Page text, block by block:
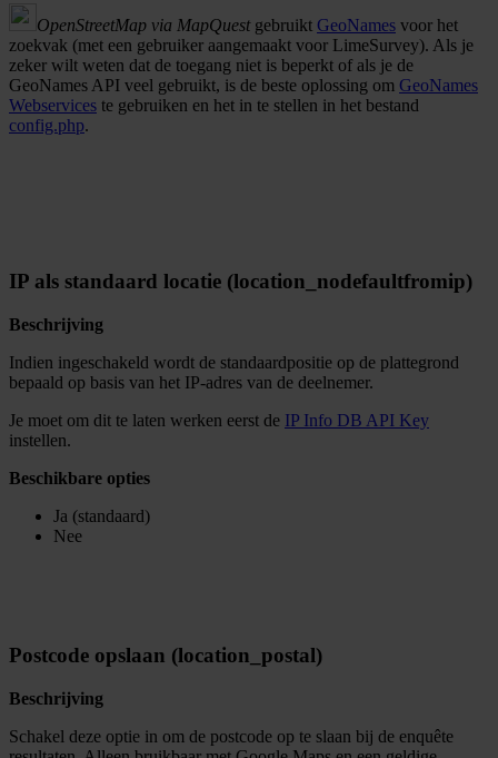
OpenStreetMap via MapQuestgebruikt GeoNames voor het
zoekvak (met een gebruiker aangemaakt voor LimeSurvey). Als je
zeker wilt weten dat de toegang niet is beperkt of als je de
GeoNames API veel gebruikt, is de beste oplossing om GeoNames
Webservices te gebruiken en het in te stellen in het bestand
config.php.
IP als standaard locatie (location_nodefaultfromip)
Beschrijving
Indien ingeschakeld wordt de standaardpositie op de plattegrond
bepaald op basis van het IP-adres van de deelnemer.
Je moet om dit te laten werken eerst de IP Info DB API Key
instellen.
Beschikbare opties
Ja (standaard)
Nee
Postcode opslaan (location_postal)
Beschrijving
Schakel deze optie in om de postcode op te slaan bij de enquête